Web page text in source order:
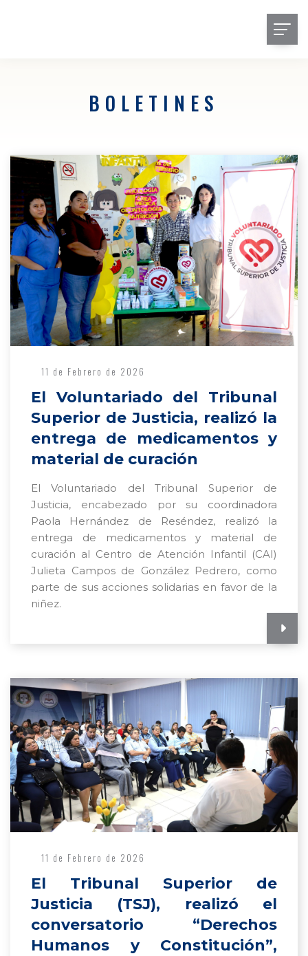
BOLETINES
11 de Febrero de 2026
El Voluntariado del Tribunal
Superior de Justicia, realizó la
entrega de medicamentos y
material de curación
El Voluntariado del Tribunal Superior de
Justicia, encabezado por su coordinadora
Paola Hernández de Reséndez, realizó la
entrega de medicamentos y material de
curación al Centro de Atención Infantil (CAI)
Julieta Campos de González Pedrero, como
parte de sus acciones solidarias en favor de la
niñez.
11 de Febrero de 2026
El Tribunal Superior de
Justicia (TSJ), realizó el
conversatorio “Derechos
Humanos y Constitución”,